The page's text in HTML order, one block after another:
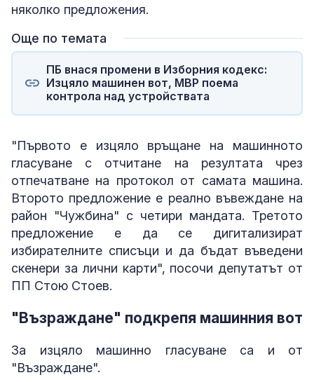
няколко предложения.
Още по темата
ПБ внася промени в Изборния кодекс:
Изцяло машинен вот, МВР поема
контрола над устройствата
"Първото е изцяло връщане на машинното
гласуване с отчитане на резултата чрез
отпечатване на протокол от самата машина.
Второто предложение е реално въвеждане на
район "Чужбина" с четири мандата. Третото
предложение е да се дигитализират
избирателните списъци и да бъдат въведени
скенери за лични карти", посочи депутатът от
ПП Стою Стоев.
"Възраждане" подкрепя машинния вот
За изцяло машинно гласуване са и от
"Възраждане".